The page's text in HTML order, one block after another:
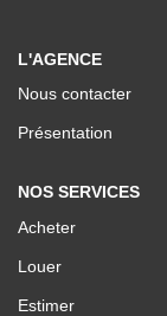
L'AGENCE
Nous contacter
Présentation
NOS SERVICES
Acheter
Louer
Estimer